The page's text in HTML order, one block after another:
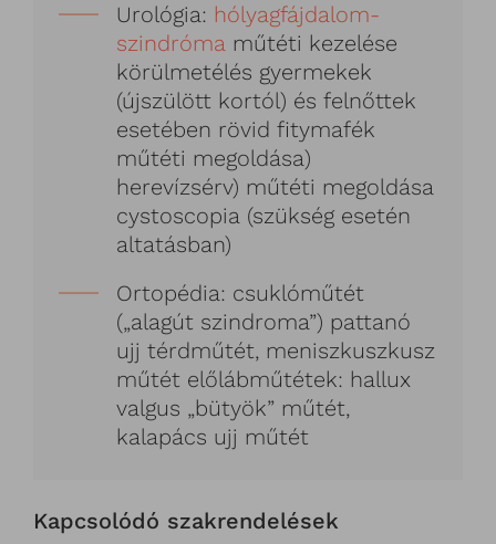
Urológia: hólyagfájdalom-
szindróma műtéti kezelése
körülmetélés gyermekek
(újszülött kortól) és felnőttek
esetében rövid fitymafék
műtéti megoldása)
herevízsérv) műtéti megoldása
cystoscopia (szükség esetén
altatásban)
Ortopédia: csuklóműtét
(„alagút szindroma”) pattanó
ujj térdműtét, meniszkuszkusz
műtét előlábműtétek: hallux
valgus „bütyök” műtét,
kalapács ujj műtét
Kapcsolódó szakrendelések